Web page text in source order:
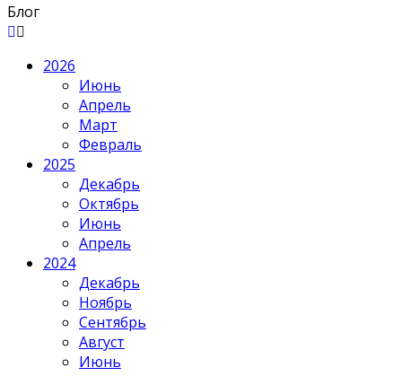
Блог
2026
Июнь
Апрель
Март
Февраль
2025
Декабрь
Октябрь
Июнь
Апрель
2024
Декабрь
Ноябрь
Сентябрь
Август
Июнь